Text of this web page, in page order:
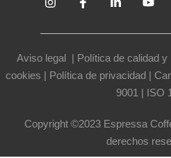
Aviso legal | Política de calidad y
cookies | Política de privacidad |
9001 | ISO
Copyright ©2023 Espressa
derechos